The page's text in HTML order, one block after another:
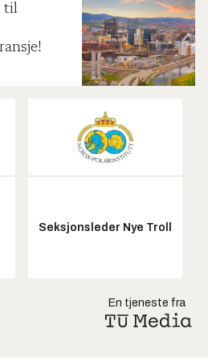
til
Seksjonsleder Nye Troll
En tjeneste fra